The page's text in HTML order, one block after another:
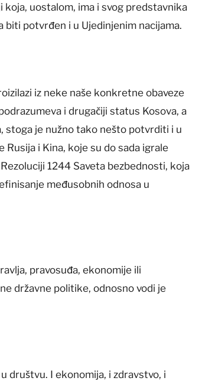
uostalom, ima i svog predstavnika
biti potvrđen i u Ujedinjenim nacijama.
iz neke naše konkretne obaveze
i drugačiji status Kosova, a
stoga je nužno tako nešto potvrditi i u
i Kina, koje su do sada igrale
1244 Saveta bezbednosti, koja
međusobnih odnosa u
pravosuđa, ekonomije ili
državne politike, odnosno vodi je
društvu. I ekonomija, i zdravstvo, i